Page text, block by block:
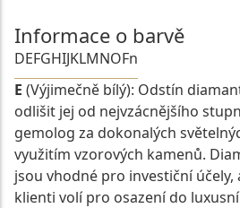
Informace o barvě
DEFGHIJKLMNOFn
E (Výjimečně bílý): Odstín
odlišit jej od nejvzácnějšího
gemolog za dokonalých
využitím vzorových kamenů.
jsou vhodné pro investiční účely,
klienti volí pro osazení do